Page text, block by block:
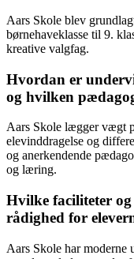
Aars Skole blev
børnehaveklasse til 9.
kreative valgfag.
Hvordan er
og hvilken
Aars Skole lægger vægt
elevinddragelse og
og anerkendende
og læring.
Hvilke faciliteter
rådighed for
Aars Skole har